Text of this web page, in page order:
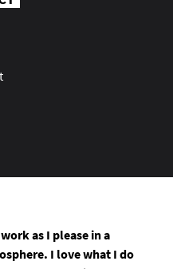
as I please in a
I love what I do